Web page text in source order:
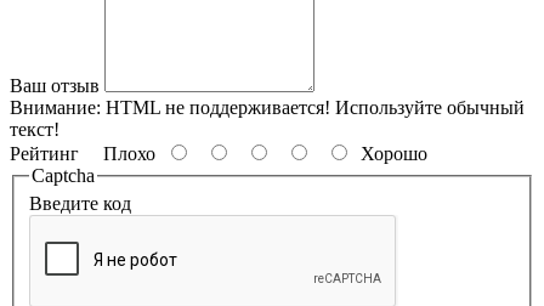
Ваш отзыв
Внимание: HTML не поддерживается! Используйте обычный
текст!
Рейтинг Плохо
Хорошо
Captcha
Введите код